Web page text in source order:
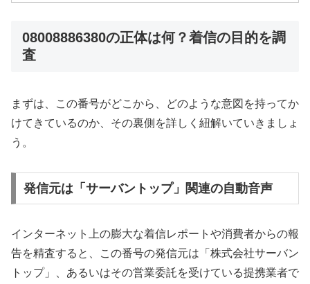
08008886380の正体は何？着信の目的を調
査
まずは、この番号がどこから、どのような意図を持ってか
けてきているのか、その裏側を詳しく紐解いていきましょ
う。
発信元は「サーバントップ」関連の自動音声
インターネット上の膨大な着信レポートや消費者からの報
告を精査すると、この番号の発信元は「株式会社サーバン
トップ」、あるいはその営業委託を受けている提携業者で